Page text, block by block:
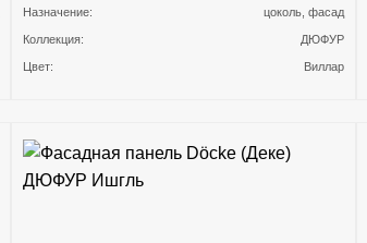
Назначение: цоколь, фасад
Коллекция: ДЮФУР
Цвет: Виллар